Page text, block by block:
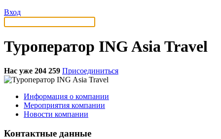
Вход
Туроператор ING Asia Travel
Нас уже 204 259 Присоединиться
Информация о компании
Мероприятия компании
Новости компании
Контактные данные